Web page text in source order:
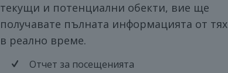
текущи и потенциални обекти, вие ще
получавате пълната информацията от тях
в реално време.
Отчет за посещенията